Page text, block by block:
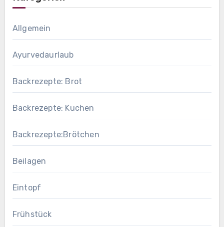
Allgemein
Ayurvedaurlaub
Backrezepte: Brot
Backrezepte: Kuchen
Backrezepte:Brötchen
Beilagen
Eintopf
Frühstück